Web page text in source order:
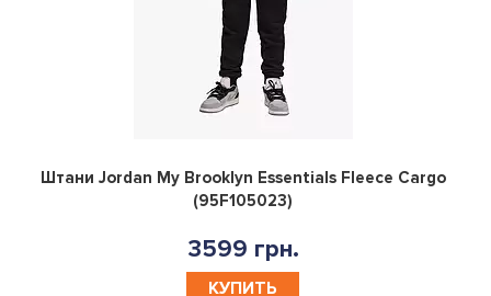
0
Штани Jordan My Brooklyn Essentials Fleece Cargo
(95F105023)
3599 грн.
КУПИТЬ